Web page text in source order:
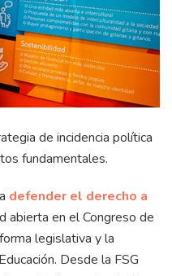
de incidencia política
fundamentales.
defender el derecho a
abierta en el Congreso de
legislativa y la
Desde la FSG